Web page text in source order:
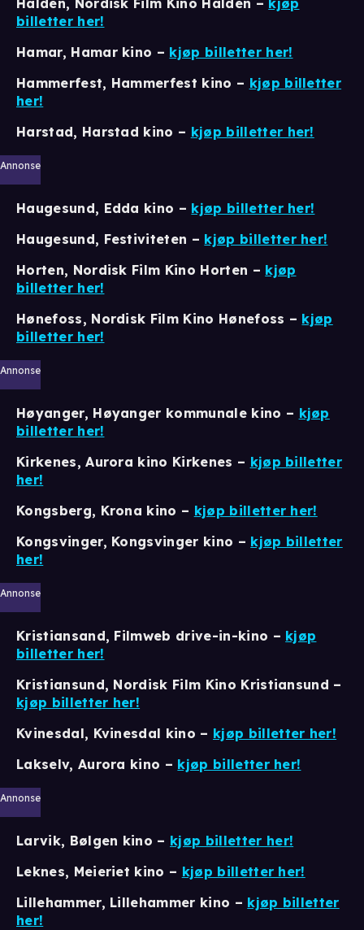
Halden, Nordisk Film Kino Halden – kjøp
billetter her!
Hamar, Hamar kino – kjøp billetter her!
Hammerfest, Hammerfest kino – kjøp billetter
her!
Harstad, Harstad kino – kjøp billetter her!
Annonse
Haugesund, Edda kino – kjøp billetter her!
Haugesund, Festiviteten – kjøp billetter her!
Horten, Nordisk Film Kino Horten – kjøp
billetter her!
Hønefoss, Nordisk Film Kino Hønefoss – kjøp
billetter her!
Annonse
Høyanger, Høyanger kommunale kino – kjøp
billetter her!
Kirkenes, Aurora kino Kirkenes – kjøp billetter
her!
Kongsberg, Krona kino – kjøp billetter her!
Kongsvinger, Kongsvinger kino – kjøp billetter
her!
Annonse
Kristiansand, Filmweb drive-in-kino – kjøp
billetter her!
Kristiansund, Nordisk Film Kino Kristiansund –
kjøp billetter her!
Kvinesdal, Kvinesdal kino – kjøp billetter her!
Lakselv, Aurora kino – kjøp billetter her!
Annonse
Larvik, Bølgen kino – kjøp billetter her!
Leknes, Meieriet kino – kjøp billetter her!
Lillehammer, Lillehammer kino – kjøp billetter
her!